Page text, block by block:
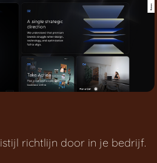
richtlijn door in je bedrijf.